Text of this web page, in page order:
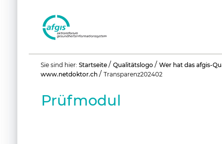
Benutzerspezifische
Werkzeuge
Sie sind hier: Startseite / Qualitätslogo / Wer hat das afgis-
www.netdoktor.ch / Transparenz202402
Prüfmodul